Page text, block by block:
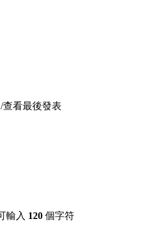
查看最後發表
輸入 120 個字符